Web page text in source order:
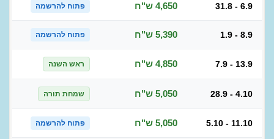
31.8 - 6.9 4,650 ש"ח פתוח להרשמה
1.9 - 8.9 5,390 ש"ח פתוח להרשמה
7.9 - 13.9 4,850 ש"ח ראש השנה
28.9 - 4.10 5,050 ש"ח שמחת תורה
5.10 - 11.10 5,050 ש"ח פתוח להרשמה